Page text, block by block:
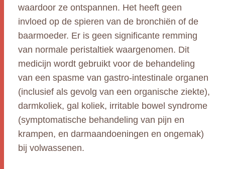
waardoor ze ontspannen. Het heeft geen
invloed op de spieren van de bronchiën of de
baarmoeder. Er is geen significante remming
van normale peristaltiek waargenomen. Dit
medicijn wordt gebruikt voor de behandeling
van een spasme van gastro-intestinale organen
(inclusief als gevolg van een organische ziekte),
darmkoliek, gal koliek, irritable bowel syndrome
(symptomatische behandeling van pijn en
krampen, en darmaandoeningen en ongemak)
bij volwassenen.